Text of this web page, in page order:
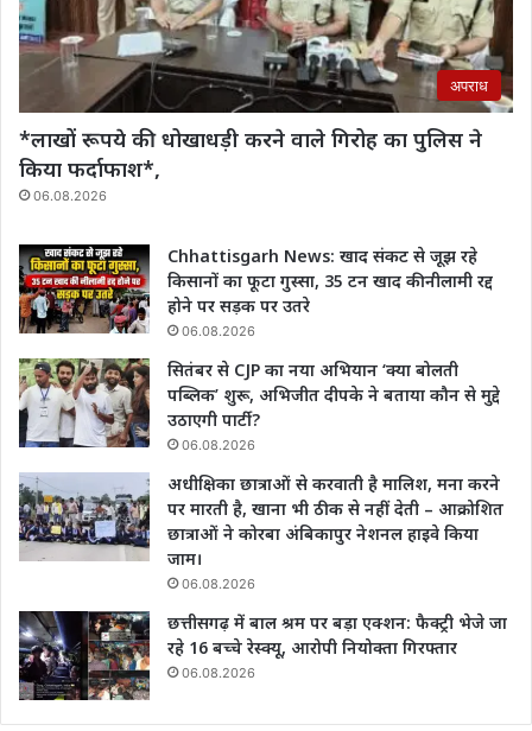
अपराध
*लाखों रूपये की धोखाधड़ी करने वाले गिरोह का पुलिस ने
किया फर्दाफाश*,
06.08.2026
Chhattisgarh News: खाद संकट से जूझ रहे
किसानों का फूटा गुस्सा, 35 टन खाद की नीलामी रद्द
होने पर सड़क पर उतरे
06.08.2026
सितंबर से CJP का नया अभियान ‘क्या बोलती
पब्लिक’ शुरू, अभिजीत दीपके ने बताया कौन से मुद्दे
उठाएगी पार्टी?
06.08.2026
अधीक्षिका छात्राओं से करवाती है मालिश, मना करने
पर मारती है, खाना भी ठीक से नहीं देती – आक्रोशित
छात्राओं ने कोरबा अंबिकापुर नेशनल हाइवे किया
जाम।
06.08.2026
छत्तीसगढ़ में बाल श्रम पर बड़ा एक्शन: फैक्ट्री भेजे जा
रहे 16 बच्चे रेस्क्यू, आरोपी नियोक्ता गिरफ्तार
06.08.2026